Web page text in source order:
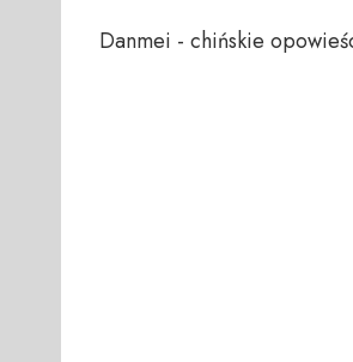
Danmei - chińskie